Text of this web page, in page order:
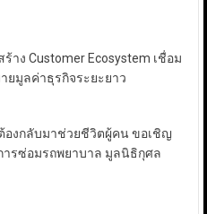
สร้าง Customer Ecosystem เชื่อม
มูลค่าธุรกิจระยะยาว
องกลับมาช่วยชีวิตผู้คน ขอเชิญ
รซ่อมรถพยาบาล มูลนิธิกุศล